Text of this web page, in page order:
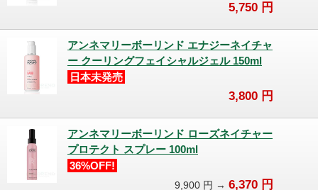
5,750 円
アンネマリーボーリンド エナジーネイチャ
ー クーリングフェイシャルジェル 150ml
日本未発売
3,800 円
アンネマリーボーリンド ローズネイチャー
プロテクト スプレー 100ml
36%OFF!
9,900 円 →6,370 円